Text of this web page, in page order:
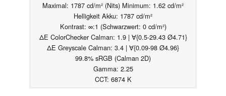
Maximal: 1787 cd/m² (Nits) Minimum: 1.62 cd/m²
Helligkeit Akku: 1787 cd/m²
Kontrast: ∞:1 (Schwarzwert: 0 cd/m²)
ΔE ColorChecker Calman: 1.9 | ∀{0.5-29.43 Ø4.71}
ΔE Greyscale Calman: 3.4 | ∀{0.09-98 Ø4.96}
99.8% sRGB (Calman 2D)
Gamma: 2.25
CCT: 6874 K